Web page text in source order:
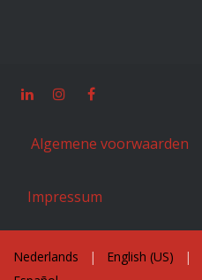
Algemene voorwaarden
Impressum
Nederlands | English (US) |